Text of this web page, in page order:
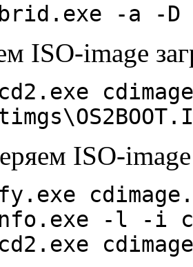
-a -
ISO-image
ISO-
-l -i